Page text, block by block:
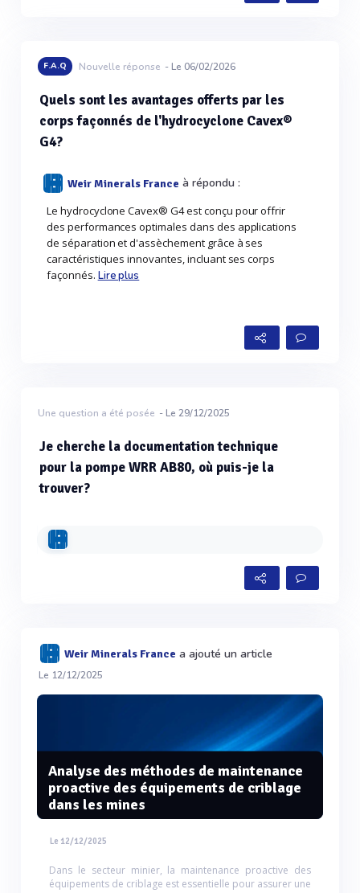
F.A.Q Nouvelle réponse - Le 06/02/2026
Quels sont les avantages offerts par les
corps façonnés de l'hydrocyclone Cavex®
G4?
Weir Minerals France à répondu :
Le hydrocyclone Cavex® G4 est conçu pour offrir
des performances optimales dans des applications
de séparation et d'assèchement grâce à ses
caractéristiques innovantes, incluant ses corps
façonnés. Lire plus
Une question a été posée - Le 29/12/2025
Je cherche la documentation technique
pour la pompe WRR AB80, où puis-je la
trouver?
Weir Minerals France a ajouté un article
Le 12/12/2025
Analyse des méthodes de maintenance
proactive des équipements de criblage
dans les mines
Le 12/12/2025
Dans le secteur minier, la maintenance proactive des
équipements de criblage est essentielle pour assurer une